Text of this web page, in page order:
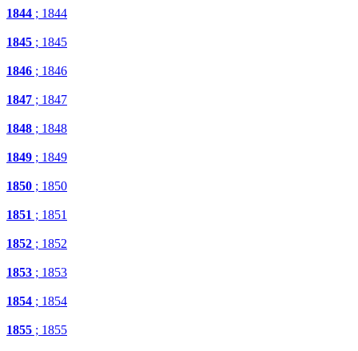
1844 ; 1844
1845 ; 1845
1846 ; 1846
1847 ; 1847
1848 ; 1848
1849 ; 1849
1850 ; 1850
1851 ; 1851
1852 ; 1852
1853 ; 1853
1854 ; 1854
1855 ; 1855